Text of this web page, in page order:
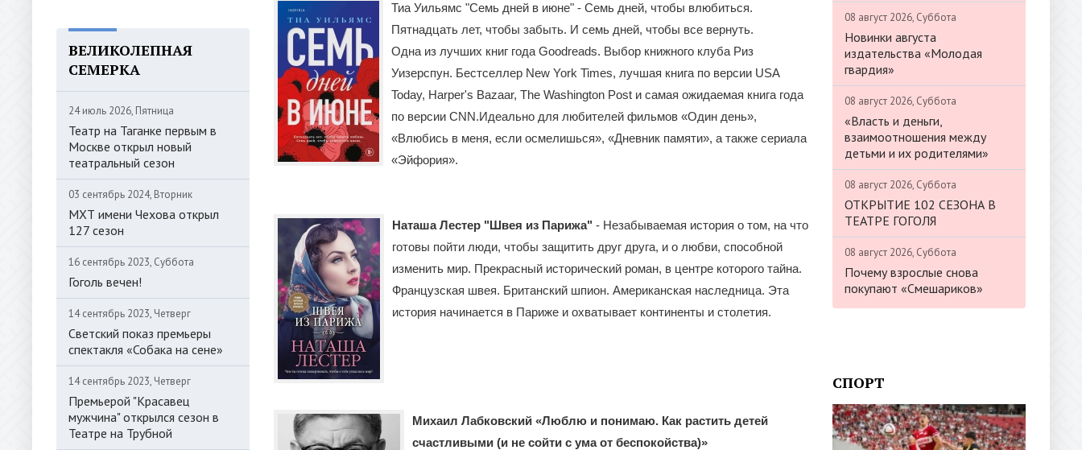
ВЕЛИКОЛЕПНАЯ
СЕМЕРКА
24 июль 2026, Пятница
Театр на Таганке первым в
Москве открыл новый
театральный сезон
03 сентябрь 2024, Вторник
МХТ имени Чехова открыл
127 сезон
16 сентябрь 2023, Суббота
Гоголь вечен!
14 сентябрь 2023, Четверг
Светский показ премьеры
спектакля «Собака на сене»
14 сентябрь 2023, Четверг
Премьерой "Красавец
мужчина" открылся сезон в
Театре на Трубной
Тиа Уильямс "Семь дней в июне" - Семь дней, чтобы влюбиться.
Пятнадцать лет, чтобы забыть. И семь дней, чтобы все вернуть.
Одна из лучших книг года Goodreads. Выбор книжного клуба Риз
Уизерспун. Бестселлер New York Times, лучшая книга по версии USA
Today, Harper's Bazaar, The Washington Post и самая ожидаемая книга года
по версии CNN.Идеально для любителей фильмов «Один день»,
«Влюбись в меня, если осмелишься», «Дневник памяти», а также сериала
«Эйфория».
Наташа Лестер "Швея из Парижа" - Незабываемая история о том, на что
готовы пойти люди, чтобы защитить друг друга, и о любви, способной
изменить мир. Прекрасный исторический роман, в центре которого тайна.
Французская швея. Британский шпион. Американская наследница. Эта
история начинается в Париже и охватывает континенты и столетия.
Михаил Лабковский «Люблю и понимаю. Как растить детей
счастливыми (и не сойти с ума от беспокойства)»
08 август 2026, Суббота
Новинки августа
издательства «Молодая
гвардия»
08 август 2026, Суббота
«Власть и деньги,
взаимоотношения между
детьми и их родителями»
08 август 2026, Суббота
ОТКРЫТИЕ 102 СЕЗОНА В
ТЕАТРЕ ГОГОЛЯ
08 август 2026, Суббота
Почему взрослые снова
покупают «Смешариков»
СПОРТ